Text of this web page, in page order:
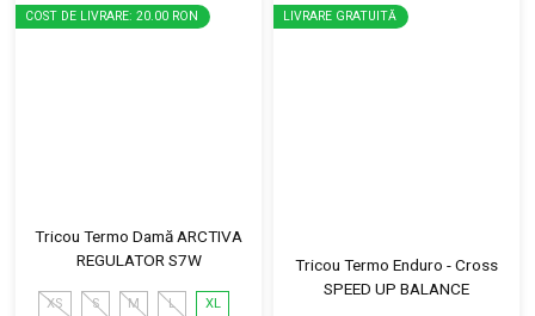
COST DE LIVRARE: 20.00 RON
Tricou Termo Damă ARCTIVA
REGULATOR S7W
XS S M L XL
LIVRARE GRATUITĂ
Tricou Termo Enduro - Cross
SPEED UP BALANCE